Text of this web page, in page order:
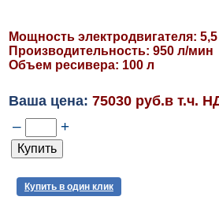
Мощность электродвигателя:
Производительность: 950 л/мин
Объем ресивера: 100 л
Ваша цена: 75030 руб.в т.ч.
– +
Купить в один клик